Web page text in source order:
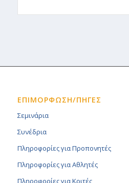
ΕΠΙΜΟΡΦΩΣΗ/ΠΗΓΕΣ
Σεμινάρια
Συνέδρια
Πληροφορίες για Προπονητές
Πληροφορίες για Αθλητές
Πληροφορίες για Κριτές